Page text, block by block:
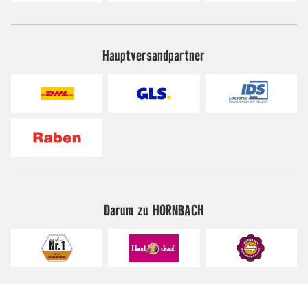
Hauptversandpartner
Darum zu HORNBACH